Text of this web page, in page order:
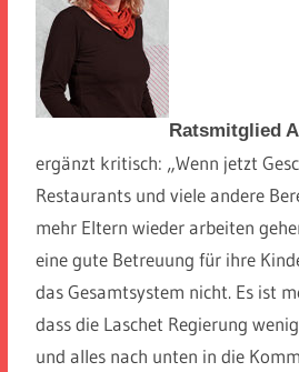
Ratsmitglied
ergänzt kritisch: „Wenn jetzt
Restaurants und viele andere
mehr Eltern wieder arbeiten
eine gute Betreuung für ihre
das Gesamtsystem nicht. Es ist
dass die Laschet Regierung
und alles nach unten in die